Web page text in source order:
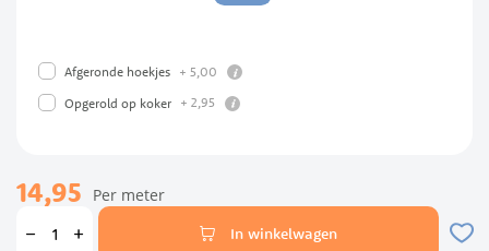
Afgeronde hoekjes + 5, 00 info
Opgerold op koker + 2,95 info
14,95 Per meter
In winkelwagen